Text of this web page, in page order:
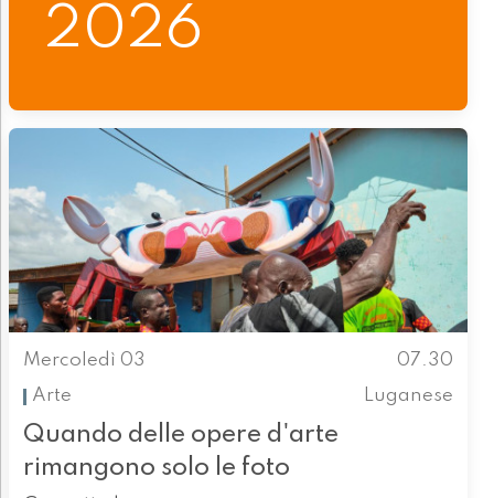
2026
Mercoledì 03
07.30
Arte
Luganese
Quando delle opere d'arte
rimangono solo le foto